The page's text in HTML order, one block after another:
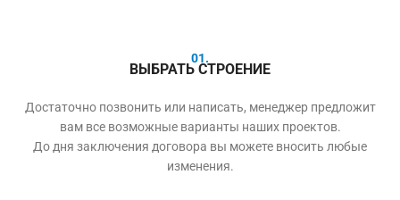
01.
ВЫБРАТЬ СТРОЕНИЕ
Достаточно позвонить или написать, менеджер предложит
вам все возможные варианты наших проектов.
До дня заключения договора вы можете вносить любые
изменения.